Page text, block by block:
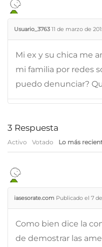
Usuario_3763 11 de marzo de
Mi ex y su chica me
mi familia por redes
puedo denunciar?
3 Respuesta
Activo Votado Lo más
iasesorate.com Publicado el 7
Como bien dice la
de demostrar las